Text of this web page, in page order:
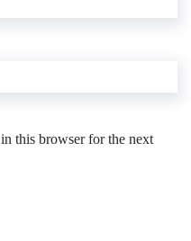
this browser for the next